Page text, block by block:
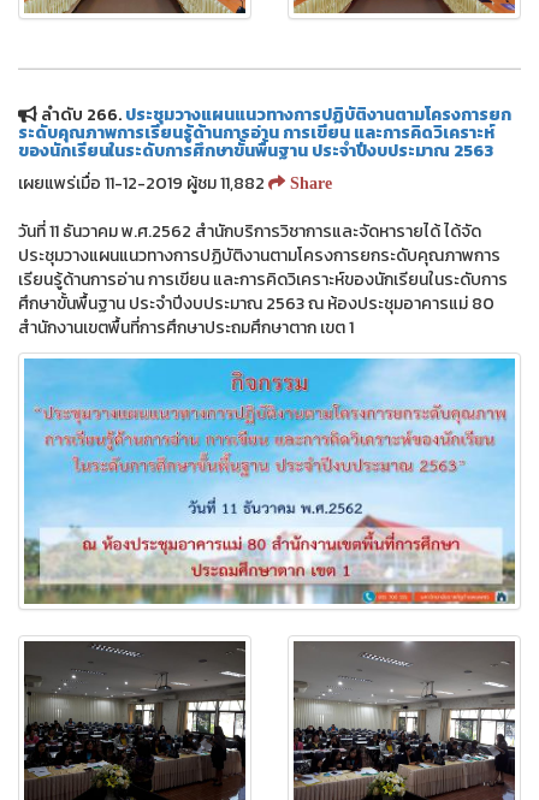
ลำดับ 266.ประชุมวางแผนแนวทางการปฏิบัติงานตามโครงการยก
ระดับคุณภาพการเรียนรู้ด้านการอ่าน การเขียน และการคิดวิเคราะห์
ของนักเรียนในระดับการศึกษาขั้นพื้นฐาน ประจำปีงบประมาณ 2563
เผยแพร่เมื่อ 11-12-2019 ผู้ชม 11,882
Share
วันที่ 11 ธันวาคม พ.ศ.2562 สำนักบริการวิชาการและจัดหารายได้ ได้จัด
ประชุมวางแผนแนวทางการปฏิบัติงานตามโครงการยกระดับคุณภาพการ
เรียนรู้ด้านการอ่าน การเขียน และการคิดวิเคราะห์ของนักเรียนในระดับการ
ศึกษาขั้นพื้นฐาน ประจำปีงบประมาณ 2563 ณ ห้องประชุมอาคารแม่ 80
สำนักงานเขตพื้นที่การศึกษาประถมศึกษาตาก เขต 1